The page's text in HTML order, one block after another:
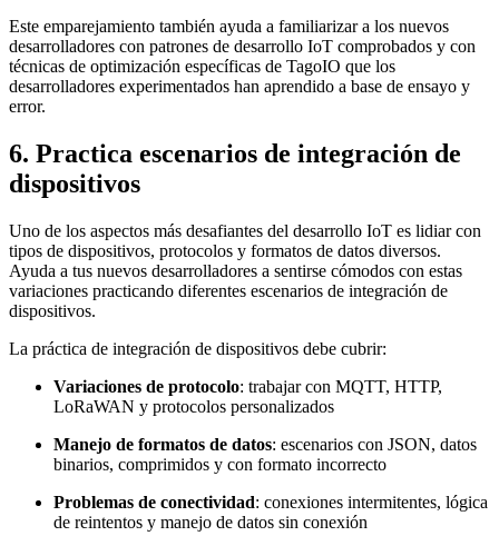
Este emparejamiento también ayuda a familiarizar a los nuevos
desarrolladores con patrones de desarrollo IoT comprobados y con
técnicas de optimización específicas de TagoIO que los
desarrolladores experimentados han aprendido a base de ensayo y
error.
6. Practica escenarios de integración de
dispositivos
Uno de los aspectos más desafiantes del desarrollo IoT es lidiar con
tipos de dispositivos, protocolos y formatos de datos diversos.
Ayuda a tus nuevos desarrolladores a sentirse cómodos con estas
variaciones practicando diferentes escenarios de integración de
dispositivos.
La práctica de integración de dispositivos debe cubrir:
Variaciones de protocolo: trabajar con MQTT, HTTP,
LoRaWAN y protocolos personalizados
Manejo de formatos de datos: escenarios con JSON, datos
binarios, comprimidos y con formato incorrecto
Problemas de conectividad: conexiones intermitentes, lógica
de reintentos y manejo de datos sin conexión